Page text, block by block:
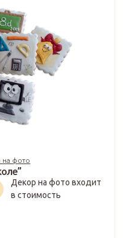
на фото
₽
Декор на фото входит
в стоимость